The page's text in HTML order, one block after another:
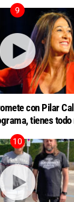
con Pilar
tienes todo